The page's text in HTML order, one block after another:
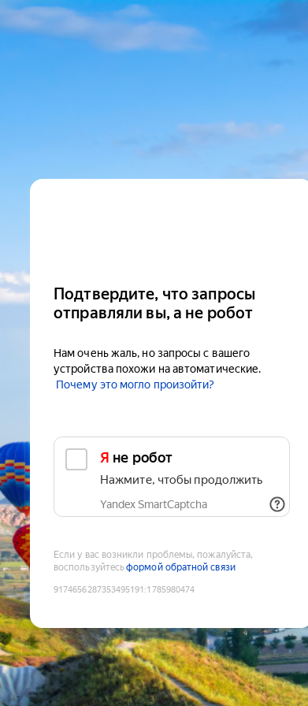
Подтвердите, что запросы
отправляли вы, а не робот
Нам очень жаль, но запросы с вашего
устройства похожи на автоматические.
Почему это могло произойти?
Я не робот
Нажмите, чтобы продолжить
Yandex SmartCaptcha
Если у вас возникли проблемы, пожалуйста,
воспользуйтесьформой обратной связи
9174656287353495191 :1785980474